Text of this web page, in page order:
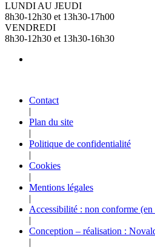
LUNDI AU JEUDI
8h30-12h30 et 13h30-17h00
VENDREDI
8h30-12h30 et 13h30-16h30
Contact
|
Plan du site
|
Politique de confidentialité
|
Cookies
|
Mentions légales
|
Accessibilité : non conforme (en
|
Conception – réalisation :
|